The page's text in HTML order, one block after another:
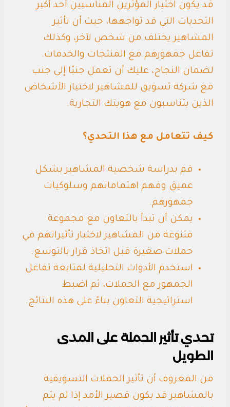
قد يكون اختيار المؤثرين المناسبين أحد أكبر
التحديات التي قد تواجهها، حيث أن تأثير
المشاهير يختلف من شخص لآخر، وكذلك
تفاعل جمهورهم مع المنتجات والخدمات.
لضمان النجاح، عليك أن تعمل جنبًا إلى جنب
مع شركة تسويق للمشاهير لاختيار الأشخاص
الذين يتناسبون مع هويتك التجارية.
كيف تتعامل مع هذا التحدي؟
قم بدراسة شخصية المشاهير بشكل
عميق وفهم اهتماماتهم وسلوكيات
جمهورهم.
يمكن أن تبدأ بالتعاون مع مجموعة
متنوعة من المشاهير لاختبار تأثيراتهم في
حملات صغيرة قبل اتخاذ قرار بالتوسع.
استخدم الأدوات التحليلية لمتابعة تفاعل
الجمهور مع الحملات، ثم اضبط
استراتيجية التعاون بناءً على هذه النتائج.
تحدي تأثير الحملة على المدى
الطويل
من المعروف أن تأثير الحملات التسويقية
بالمشاهير قد يكون قصير الأمد إذا لم يتم